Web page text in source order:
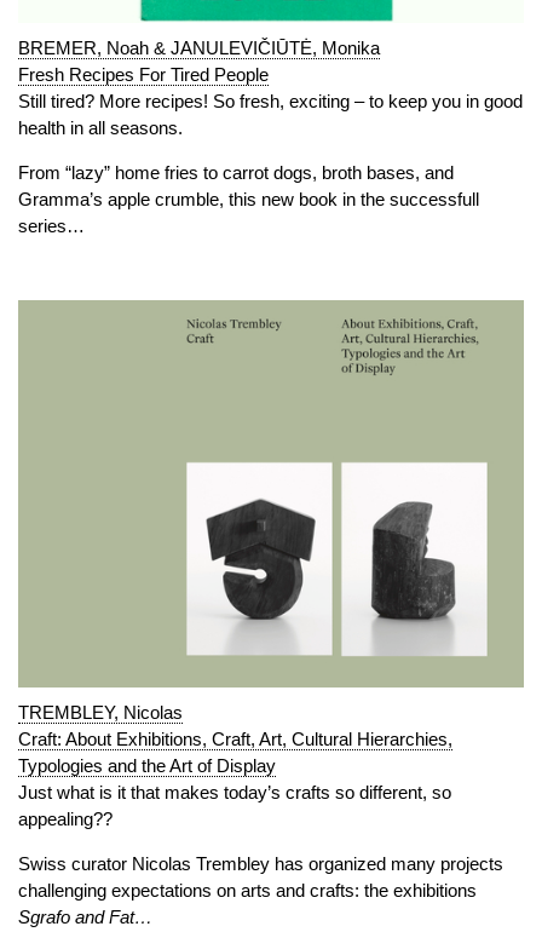
BREMER, Noah & JANULEVIČIŪTĖ, Monika
Fresh Recipes For Tired People
Still tired? More recipes! So fresh, exciting – to keep you in good
health in all seasons.
From “lazy” home fries to carrot dogs, broth bases, and
Gramma’s apple crumble, this new book in the successfull
series…
TREMBLEY, Nicolas
Craft: About Exhibitions, Craft, Art, Cultural Hierarchies,
Typologies and the Art of Display
Just what is it that makes today’s crafts so different, so
appealing??
Swiss curator Nicolas Trembley has organized many projects
challenging expectations on arts and crafts: the exhibitions
Sgrafo and Fat…